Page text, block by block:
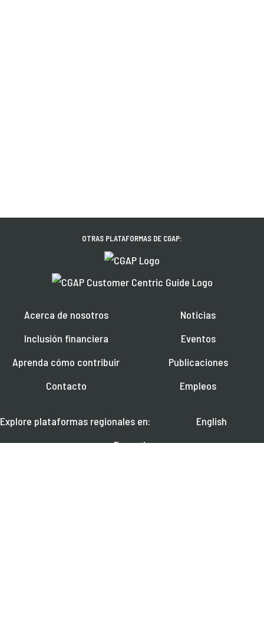
OTRAS PLATAFORMAS DE CGAP:
Acerca de nosotros
Inclusión financiera
Aprenda cómo contribuir
Contacto
Noticias
Eventos
Publicaciones
Empleos
Explore plataformas regionales en:
English
Français